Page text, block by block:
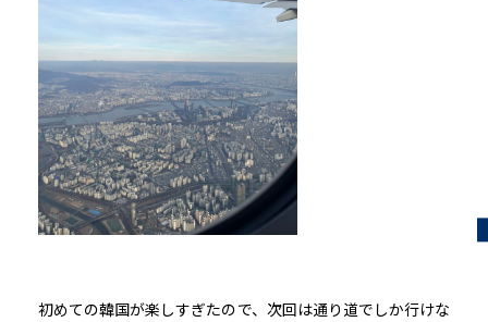
初めての韓国が楽しすぎたので、次回は通り道でしか行けな